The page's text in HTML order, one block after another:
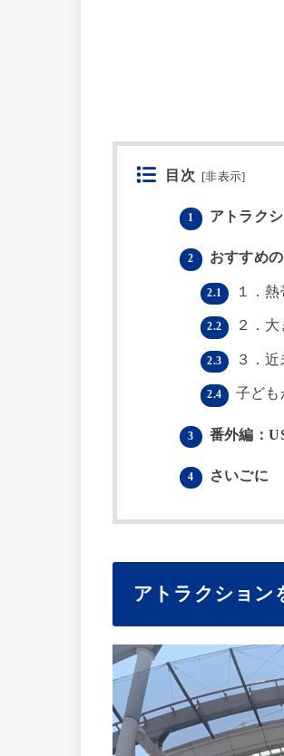
目次 [非表示]
1 アトラク
2 おすすめ
2.1 １．
2.2 ２．
2.3 ３．
2.4 子ども
3 番外編：
4 さいごに
アトラクション